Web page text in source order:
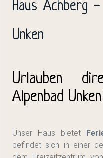
Haus Achberg -
Unken
Urlauben
Alpenbad
Unser Haus bietet
befindet sich in einer